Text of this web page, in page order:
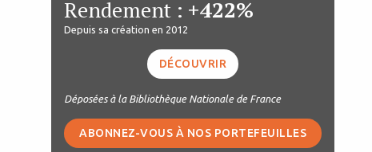
Rendement : +422%
Depuis sa création en 2012
DÉCOUVRIR
Déposées à la Bibliothèque Nationale de France
ABONNEZ-VOUS À NOS PORTEFEUILLES